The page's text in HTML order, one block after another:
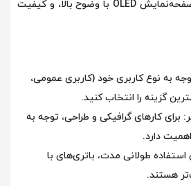
ویژگی‌ها: پردازنده قوی، صفحه‌نمایش OLED با وضوح بالا، و کیفیت
به نوع کاربری خود (کاربری عمومی،
گزینه را انتخاب کنید.
برای کارهای گرافیکی و طراحی، توجه به
طولانی مدت، باتری‌های با
هستند.